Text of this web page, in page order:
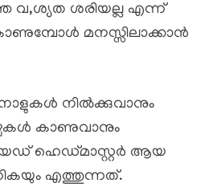
വ,ശ്യത ശരിയല്ല എന്ന്
മനസ്സിലാക്കാൻ
നാളുകൾ നിൽക്കുവാനും
കാണുവാനും
ഹെഡ്മാസ്റ്റർ ആയ
എത്തുന്നത്.